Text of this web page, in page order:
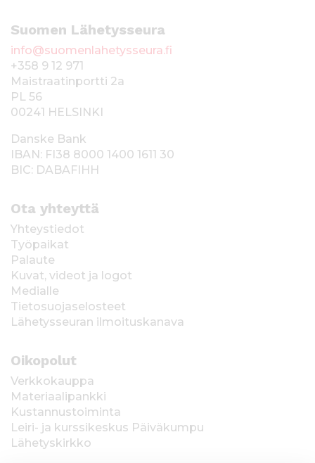
Suomen Lähetysseura
info@suomenlahetysseura.fi
+358 9 12 971
Maistraatinportti 2a
PL 56
00241 HELSINKI
Danske Bank
IBAN: FI38 8000 1400 1611 30
BIC: DABAFIHH
Ota yhteyttä
Yhteystiedot
Työpaikat
Palaute
Kuvat, videot ja logot
Medialle
Tietosuojaselosteet
Lähetysseuran ilmoituskanava
Oikopolut
Verkkokauppa
Materiaalipankki
Kustannustoiminta
Leiri- ja kurssikeskus Päiväkumpu
Lähetyskirkko